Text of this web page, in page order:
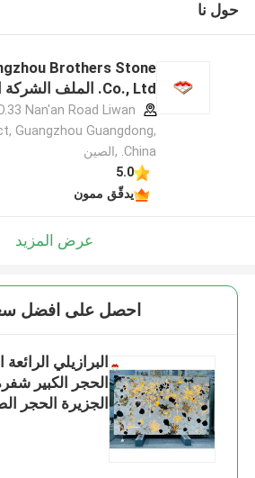
حول نا
Brothers Stone
Co., Ltd. الملف الشركة المصنعة
Nan'an Road Liwan
Guangzhou Guangdong,
China. ,الصين
5.0
يدقّق ممون
عرض المزيد
احصل على افضل
البرازيلي
الحجر الكبير
الجزيرة الحجر